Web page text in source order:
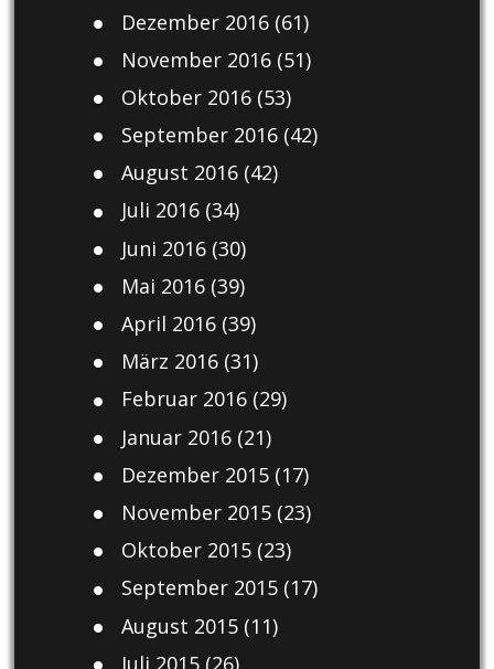
Dezember 2016(61)
November 2016(51)
Oktober 2016(53)
September 2016(42)
August 2016(42)
Juli 2016(34)
Juni 2016(30)
Mai 2016(39)
April 2016(39)
März 2016(31)
Februar 2016(29)
Januar 2016(21)
Dezember 2015(17)
November 2015(23)
Oktober 2015(23)
September 2015(17)
August 2015(11)
Juli 2015(26)